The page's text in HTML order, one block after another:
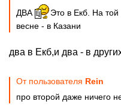
ДВА
Это в Екб. На
весне - в Казани
два в Екб,и два - в
От пользователя Rеin
про второй даже ничего